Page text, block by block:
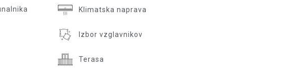
Klimatska naprava
Izbor vzglavnikov
Terasa